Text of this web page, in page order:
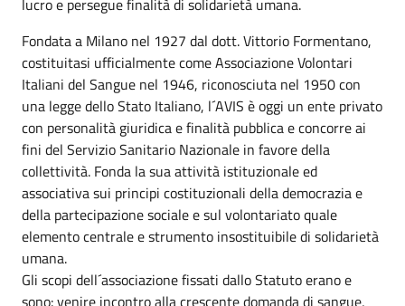
Fondata a Milano nel 1927 dal dott. Vittorio Formentano,
costituitasi ufficialmente come Associazione Volontari
Italiani del Sangue nel 1946, riconosciuta nel 1950 con
una legge dello Stato Italiano, l´AVIS è oggi un ente privato
con personalità giuridica e finalità pubblica e concorre ai
fini del Servizio Sanitario Nazionale in favore della
collettività. Fonda la sua attività istituzionale ed
associativa sui principi costituzionali della democrazia e
della partecipazione sociale e sul volontariato quale
elemento centrale e strumento insostituibile di solidarietà
umana.
Gli scopi dell´associazione fissati dallo Statuto erano e
sono: venire incontro alla crescente domanda di sangue,